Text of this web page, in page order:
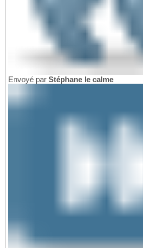
Envoyé par Stéphane le calme